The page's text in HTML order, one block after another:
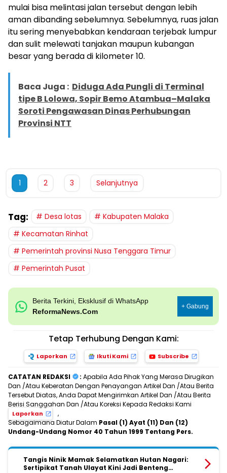
mulai bisa melintasi jalan tersebut dengan lebih
aman dibanding sebelumnya. Sebelumnya, ruas jalan
itu sering menyebabkan kendaraan terjebak lumpur
dan sulit melewati tanjakan maupun kubangan
besar yang berada di kilometer 10.
Baca Juga : Diduga Ada Pungli di Terminal
tipe B Lolowa, Sopir Bemo Atambua–Malaka
Soroti Pengawasan Dinas Perhubungan
Provinsi NTT
1 2 3 Selanjutnya
Tag: Desa lotas
Kabupaten Malaka
Kecamatan Rinhat
Pemerintah provinsi Nusa Tenggara Timur
Pemerintah Pusat
Berita Terkini, Eksklusif di WhatsApp
ReformaNews.Com
+ Gabung
Tetap Terhubung Dengan Kami:
Laporkan Ikuti Kami Subscribe
CATATAN REDAKSI : Apabila Ada Pihak Yang Merasa Dirugikan
Dan /Atau Keberatan Dengan Penayangan Artikel Dan /Atau Berita
Tersebut Diatas, Anda Dapat Mengirimkan Artikel Dan /Atau Berita
Berisi Sanggahan Dan /Atau Koreksi Kepada Redaksi Kami
Laporkan
,
Sebagaimana Diatur Dalam Pasal (1) Ayat (11) Dan (12)
Undang-Undang Nomor 40 Tahun 1999 Tentang Pers.
Tangis Ninik Mamak Selamatkan Hutan Nagari:
Sertipikat Tanah Ulayat Kini Jadi Benteng